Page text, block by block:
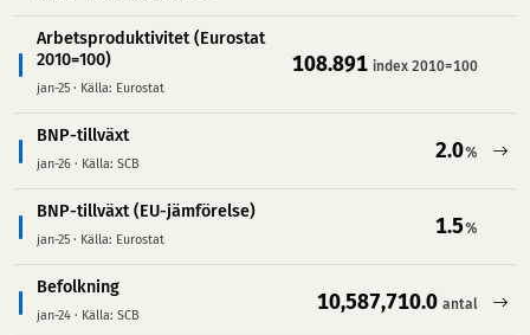
Arbetsproduktivitet (Eurostat
2010=100)
jan-25 · Källa: Eurostat
108.891 index 2010=100
BNP-tillväxt
jan-26 · Källa: SCB
2.0%
– se detaljerad statistik
BNP-tillväxt (EU-jämförelse)
jan-25 · Källa: Eurostat
1.5%
Befolkning
jan-24 · Källa: SCB
10,587,710.0 antal
– se detaljerad statistik